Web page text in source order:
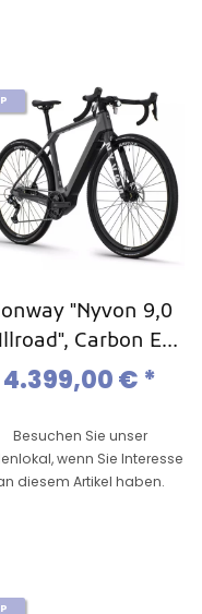
"Nyvon 9,0
Carbon E-
Gravel, Carbon
2024
4.399,00 € *
Besuchen Sie unser
wenn Sie Interesse
diesem Artikel haben.